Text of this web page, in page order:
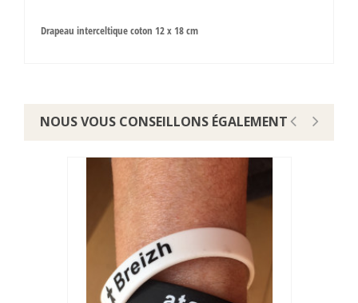
Drapeau interceltique coton 12 x 18 cm
NOUS VOUS CONSEILLONS ÉGALEMENT